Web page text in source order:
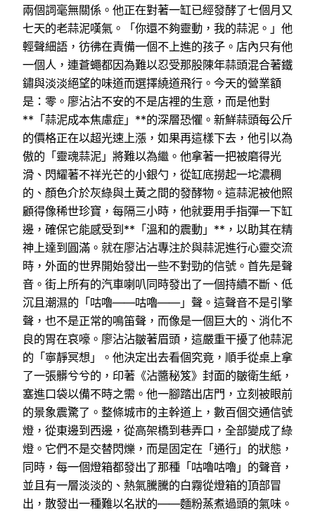
兩個詞毫無關係。他正在對著一缸已經發酵了七個月又
七天的老蒜泥嘆氣。「你還不夠靈動，我的蒜泥。」他
輕聲細語，彷彿在責備一個不上進的孩子。店內只有他
一個人，連蒼蠅都因為難以忍受那股陳年蒜頭混合著鐵
鏽與淡淡絕望的味道而選擇繞道飛行。今天的營業額
是：零。廖沾沾不安的不是店裡的生意，而是他對
**「蒜泥成本焦慮症」**的深層恐懼。新鮮蒜頭每公斤
的價格正在以超光速上漲，如果再這樣下去，他引以為
傲的「靈魂蒜泥」將難以為繼。他拿著一把被磨得光
滑、閃耀著不祥光芒的小銀勺，從缸底撈起一坨濃稠
的、顏色介於灰綠與土黃之間的發酵物。這蒜泥被他照
顧得像稀世珍寶，每隔三小時，他就要用手指彈一下缸
邊，確保它能感受到**「溫和的震動」**，以助其在精
神上達到圓滿。就在廖沾沾專注於與蒜泥進行心靈交流
時，外面的世界開始發出一些不對勁的信號。首先是聲
音。街上所有的汽車喇叭同時發出了一個持續不斷、低
沉且潮濕的「咕嚕——咕嚕——」聲。這聲音不是引擎
聲，也不是正常的鳴笛聲，而像是一個巨大的、消化不
良的胃在哀嚎。廖沾沾皺著眉頭，這嚴重干擾了他蒜泥
的「寧靜冥想」。他決定出去看個究竟，順手從桌上拿
了一張髒兮兮的，印著《沾醬秘笈》封面的皺衛生紙，
塞進口袋以備不時之需。他一腳踏出店門，立刻被眼前
的景象震驚了。整條城市的主幹道上，數百個交通信號
燈，從東邊到西邊，從高架橋到巷弄口，全部變成了綠
燈。它們不是交替閃爍，而是固定在「通行」的狀態，
同時，每一個燈箱都發出了那種「咕嚕咕嚕」的聲音，
並且有一層淡淡的、熱氣騰騰的白霧從燈箱的頂部冒
出，散發出一種難以名狀的——麵粉蒸煮過頭的氣味。